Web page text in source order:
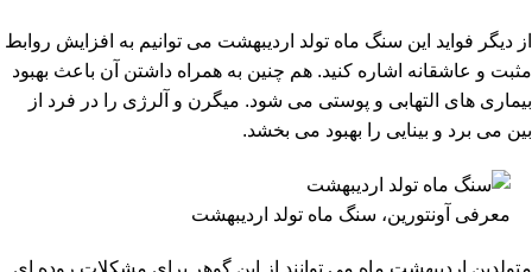
از دیگر فواید این سنگ ماه تولد اردیبهشت می توانیم به افزایش روابط
مثبت و عاشقانه اشاره کنید. هم چنین به همراه داشتن آن باعث بهبود
بیماری های التهابی و پوستی می شود. میگرن و آلرژی را در فرد از
بین می برد و بینایی را بهبود می بخشد.
معرفی آونتورین، سنگ ماه تولد اردیبهشت
متولدین اردیبهشت ماه می توانند از این گوهر برای مشکلات روده ای